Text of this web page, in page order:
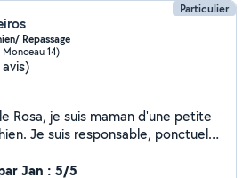
Particulier
Repassage
Monceau 14)
Je suis responsable, ponctuel
pas à me solliciter. Je serai ravie
Jan : 5/5